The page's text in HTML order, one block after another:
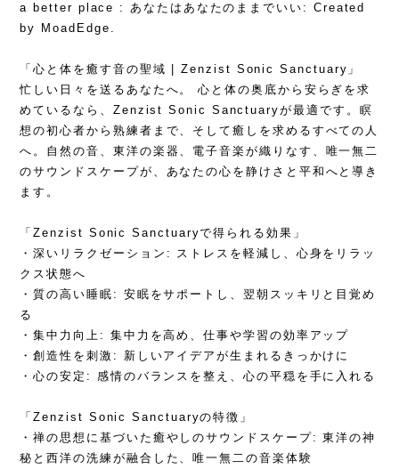
a better place : あなたはあなたのままでいい: Created
by MoadEdge.
「心と体を癒す音の聖域 | Zenzist Sonic Sanctuary」
忙しい日々を送るあなたへ。 心と体の奥底から安らぎを求
めているなら、Zenzist Sonic Sanctuaryが最適です。瞑
想の初心者から熟練者まで、そして癒しを求めるすべての人
へ。自然の音、東洋の楽器、電子音楽が織りなす、唯一無二
のサウンドスケープが、あなたの心を静けさと平和へと導き
ます。
「Zenzist Sonic Sanctuaryで得られる効果」
・深いリラクゼーション: ストレスを軽減し、心身をリラッ
クス状態へ
・質の高い睡眠: 安眠をサポートし、翌朝スッキリと目覚め
る
・集中力向上: 集中力を高め、仕事や学習の効率アップ
・創造性を刺激: 新しいアイデアが生まれるきっかけに
・心の安定: 感情のバランスを整え、心の平穏を手に入れる
「Zenzist Sonic Sanctuaryの特徴」
・禅の思想に基づいた癒やしのサウンドスケープ: 東洋の神
秘と西洋の洗練が融合した、唯一無二の音楽体験